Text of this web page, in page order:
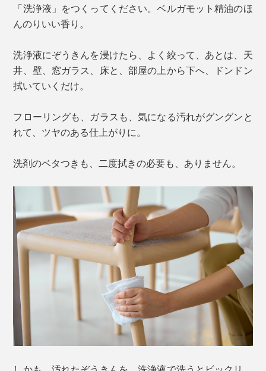
「洗浄液」をつくってください。ベルガモット精油のほ
んのりいい香り。
洗浄液にぞうきんを浸けたら、よく絞って、あとは、天
井、壁、窓ガラス、床と、部屋の上から下へ、ドンドン
拭いていくだけ。
フローリングも、ガラスも、気になる汚れがグングンと
れて、ツヤのある仕上がりに。
洗剤のベタつきも、二度拭きの必要も、ありません。